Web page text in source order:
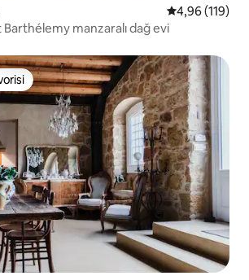
5 üzerinden
4,96 (119)
manzaralı dağ evi
en beğenilenler arasında